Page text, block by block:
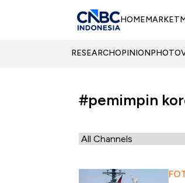
HOMEMARKET
RESEARCHOPINIONPHOTO
#pemimpin